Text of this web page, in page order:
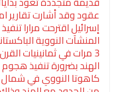
عقود وقد أشارت تقارير
إسرائيل اقترحت مرارا
المنشآت النووية
3 مرات في ثمانينيات
الهند بضرورة تنفيذ
كاهوتا النووي في